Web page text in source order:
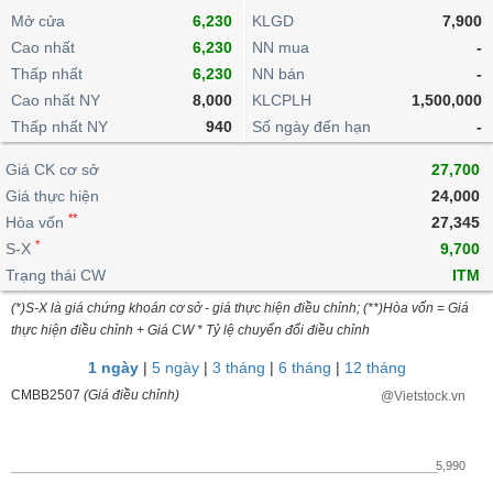
lỗ
Giao
dịch
nội
bộ
Tài
liệu
đông
Nước
ngoài
doanh
phiếu
Bản
đồ
ngành
kê
dịch
Chứng
quyền
Tổng
quan
Thống
kê
giao
dịch
Định
giá
Thống
kê
giao
dịch
Tin
Phân
tích
kỹ
thuật
Bảng
giá
trực
tuyến
Bộ
lọc
cổ
phiếu
So
phiếu
Vĩ
mô
Chứng
quyền
Trái
phiếu
doanh
nghiệp
IR
Awards
Đào
tạo
Dịch
vụ
Mở cửa
6,230
Cao nhất
6,230
Thấp nhất
6,230
Cao nhất NY
8,000
Thấp nhất NY
940
KLGD
7,900
NN mua
-
NN bán
-
KLCPLH
1,500,000
Số ngày đến hạn
-
Giá CK cơ sở
27,700
Giá thực hiện
24,000
Hòa vốn **
27,345
S-X *
9,700
Trạng thái CW
ITM
(*)S-X là giá chứng khoán cơ sở - giá thực hiện điều chỉnh; (**)Hòa vốn = Giá
thực hiện điều chỉnh + Giá CW * Tỷ lệ chuyển đổi điều chỉnh
1 ngày| 5 ngày| 3 tháng | 6 tháng | 12 tháng
CMBB2507 (Giá điều chỉnh) @Vietstock.vn
5,990
BẤT
ĐỘNG
SẢN
TÀI
CHÍNH
HÀNG
HÓA
TẾ